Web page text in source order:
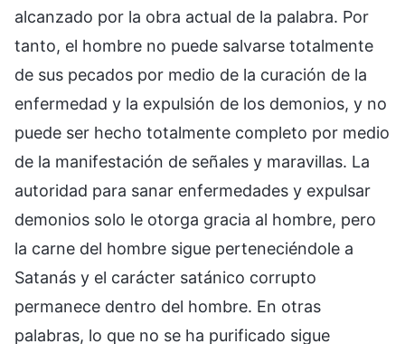
alcanzado por la obra actual de la palabra. Por
tanto, el hombre no puede salvarse totalmente
de sus pecados por medio de la curación de la
enfermedad y la expulsión de los demonios, y no
puede ser hecho totalmente completo por medio
de la manifestación de señales y maravillas. La
autoridad para sanar enfermedades y expulsar
demonios solo le otorga gracia al hombre, pero
la carne del hombre sigue perteneciéndole a
Satanás y el carácter satánico corrupto
permanece dentro del hombre. En otras
palabras, lo que no se ha purificado sigue